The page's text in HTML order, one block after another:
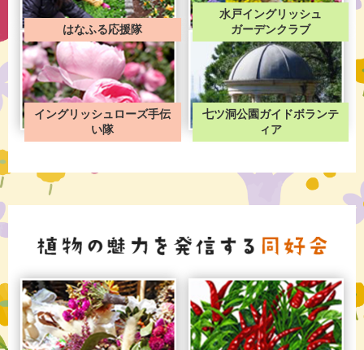
はなふる応援隊
水戸イングリッシュ
ガーデンクラブ
イングリッシュローズ手伝
い隊
七ツ洞公園ガイドボランテ
ィア